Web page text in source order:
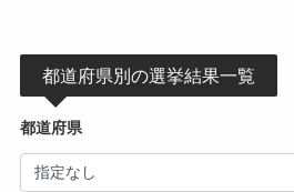
都道府県別の選挙結果一覧
都道府県